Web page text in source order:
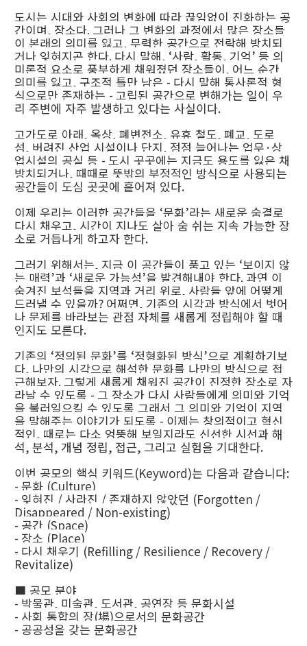
도시는 시대와 사회의 변화에 따라 끊임없이 진화하는 공
간이며, 장소다. 그러나 그 변화의 과정에서 많은 장소들
이 본래의 의미를 잃고, 무력한 공간으로 전락해 방치되
거나 잊혀지곤 한다. 다시 말해, ‘사람, 활동, 기억’ 등 의
미론적 요소로 풍부하게 채워졌던 장소들이, 어느 순간
의미를 잃고, 구조적 틀만 남은 - 다시 말해 통사론적 형
식으로만 존재하는 - 고립된 공간으로 변해가는 일이 우
리 주변에 자주 발생하고 있다는 사실이다.
고가도로 아래, 옥상, 폐변전소, 유휴 철도, 폐교, 도로
섬, 버려진 산업 시설이나 단지, 점점 늘어나는 업무 ·상
업시설의 공실 등 - 도시 곳곳에는 지금도 용도를 잃은 채
방치되거나, 때때로 뜻밖의 부정적인 방식으로 사용되는
공간들이 도심 곳곳에 흩어져 있다.
이제 우리는 이러한 공간들을 ‘문화’라는 새로운 숨결로
다시 채우고, 시간이 지나도 살아 숨 쉬는 지속 가능한 장
소로 거듭나게 하고자 한다.
그러기 위해서는, 지금 이 공간들이 품고 있는 ‘보이지 않
는 매력’과 ‘새로운 가능성’을 발견해내야 한다. 과연 이
숨겨진 보석들을 지역과 거리 위로, 사람들 앞에 어떻게
드러낼 수 있을까? 어쩌면, 기존의 시각과 방식에서 벗어
나 문제를 바라보는 관점 자체를 새롭게 정립해야 할 때
인지도 모른다.
기존의 ‘정의된 문화’를 ‘정형화된 방식’으로 계획하기보
다, 나만의 시각으로 해석한 문화를 나만의 방식으로 접
근해보자. 그렇게 새롭게 채워진 공간이 진정한 장소로 자
라날 수 있도록 - 그 장소가 다시 사람들에게 의미와 기억
을 불러일으킬 수 있도록 그래서 그 의미와 기억이 지역
을 말해주는 이야기가 되도록 - 이제는 창의적이고 혁신
적인, 때로는 다소 엉뚱해 보일지라도 신선한 시선과 해
석, 분석, 개념 정립, 접근, 그리고 실험을 기대한다.
이번 공모의 핵심 키워드(Keyword)는 다음과 같습니다:
- 문화 (Culture)
- 잊혀진 / 사라진 /존재하지 않았던 (Forgotten /
Disappeared / Non-existing)
- 공간 (Space)
- 장소 (Place)
- 다시 채우기 (Refilling / Resilience / Recovery /
Revitalize)
■ 공모 분야
- 박물관, 미술관, 도서관, 공연장 등 문화시설
- 사회 통합의 장(場)으로서의 문화공간
- 공공성을 갖는 문화공간